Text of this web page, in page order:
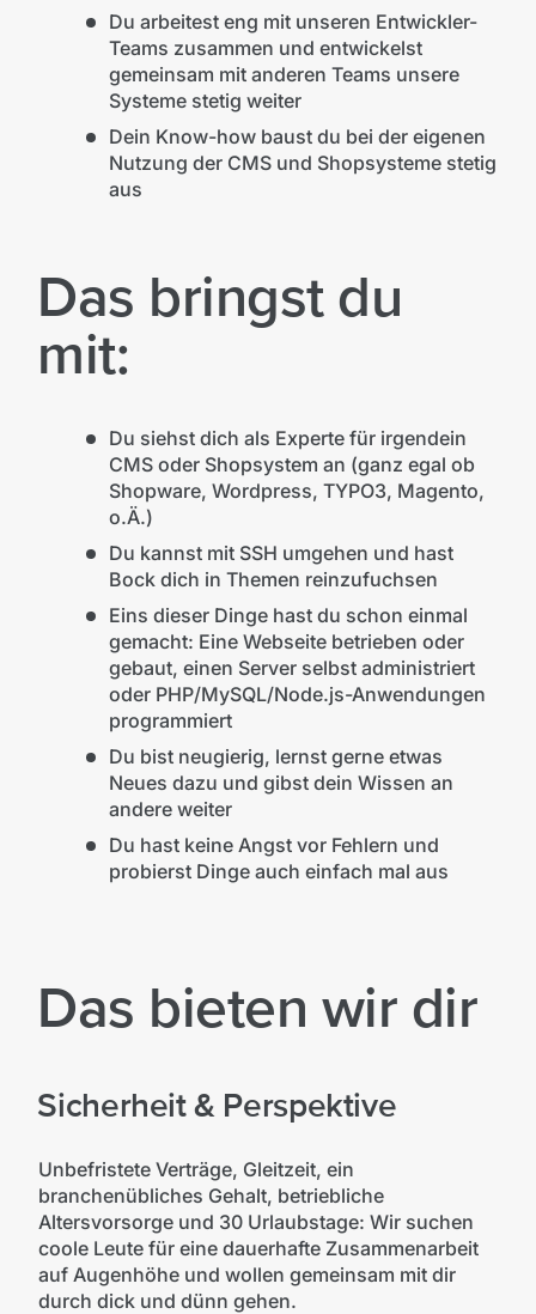
Du arbeitest eng mit unseren Entwickler-
Teams zusammen und entwickelst
gemeinsam mit anderen Teams unsere
Systeme stetig weiter
Dein Know-how baust du bei der eigenen
Nutzung der CMS und Shopsysteme stetig
aus
Das bringst du
mit:
Du siehst dich als Experte für irgendein
CMS oder Shopsystem an (ganz egal ob
Shopware, Wordpress, TYPO3, Magento,
o.Ä.)
Du kannst mit SSH umgehen und hast
Bock dich in Themen reinzufuchsen
Eins dieser Dinge hast du schon einmal
gemacht: Eine Webseite betrieben oder
gebaut, einen Server selbst administriert
oder PHP/MySQL/Node.js-Anwendungen
programmiert
Du bist neugierig, lernst gerne etwas
Neues dazu und gibst dein Wissen an
andere weiter
Du hast keine Angst vor Fehlern und
probierst Dinge auch einfach mal aus
Das bieten wir dir
Sicherheit & Perspektive
Unbefristete Verträge, Gleitzeit, ein
branchenübliches Gehalt, betriebliche
Altersvorsorge und 30 Urlaubstage: Wir suchen
coole Leute für eine dauerhafte Zusammenarbeit
auf Augenhöhe und wollen gemeinsam mit dir
durch dick und dünn gehen.